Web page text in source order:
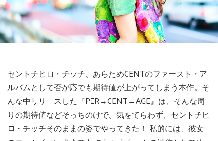
セントチヒロ・チッチ、あらためCENTのファースト・ア
ルバムとして否が応でも期待値が上がってしまう本作。そ
んな中リリースした『PER→CENT→AGE』は、そんな周
りの期待値などそっちのけで、気をてらわず、セントチヒ
ロ・チッチそのままの姿でやってきた！ 私的には、彼女